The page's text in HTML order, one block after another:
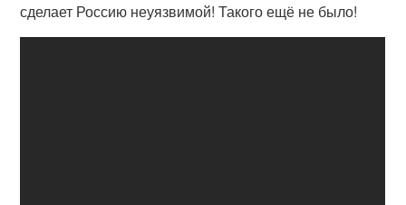
сделает Россию неуязвимой! Такого ещё не было!